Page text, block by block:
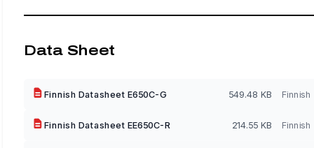
Data Sheet
Finnish Datasheet E650C-G 549.48 KB Finnish
Finnish Datasheet EE650C-R 214.55 KB Finnish